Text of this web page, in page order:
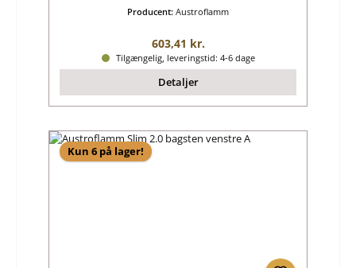
Producent: Austroflamm
Almindelig pris:
603,41 kr.
Tilgængelig, leveringstid: 4-6 dage
Detaljer
Kun 6 på lager!